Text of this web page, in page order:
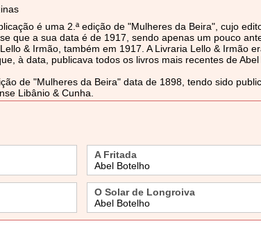
é uma 2.ª edição de "Mulheres da Beira", cujo
que a sua data é de 1917, sendo apenas um pouco
& Irmão, também em 1917. A Livraria Lello & Irmão
à data, publicava todos os livros mais recentes de Abel
de "Mulheres da Beira" data de 1898, tendo sido
Libânio & Cunha.
A Fritada
Abel Botelho
O Solar de Longroiva
Abel Botelho